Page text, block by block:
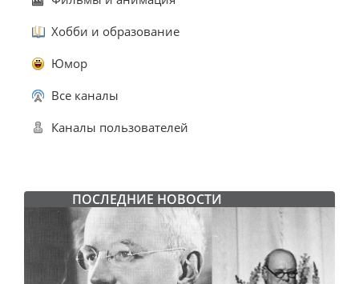
Хобби и образование
Юмор
Все каналы
Каналы пользователей
ПОСЛЕДНИЕ НОВОСТИ